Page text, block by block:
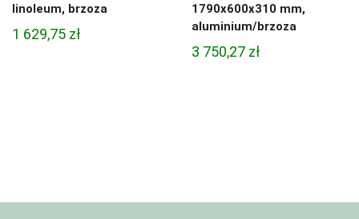
linoleum, brzoza
1 629,75 zł
1790x600x310 mm,
aluminium/brzoza
3 750,27 zł